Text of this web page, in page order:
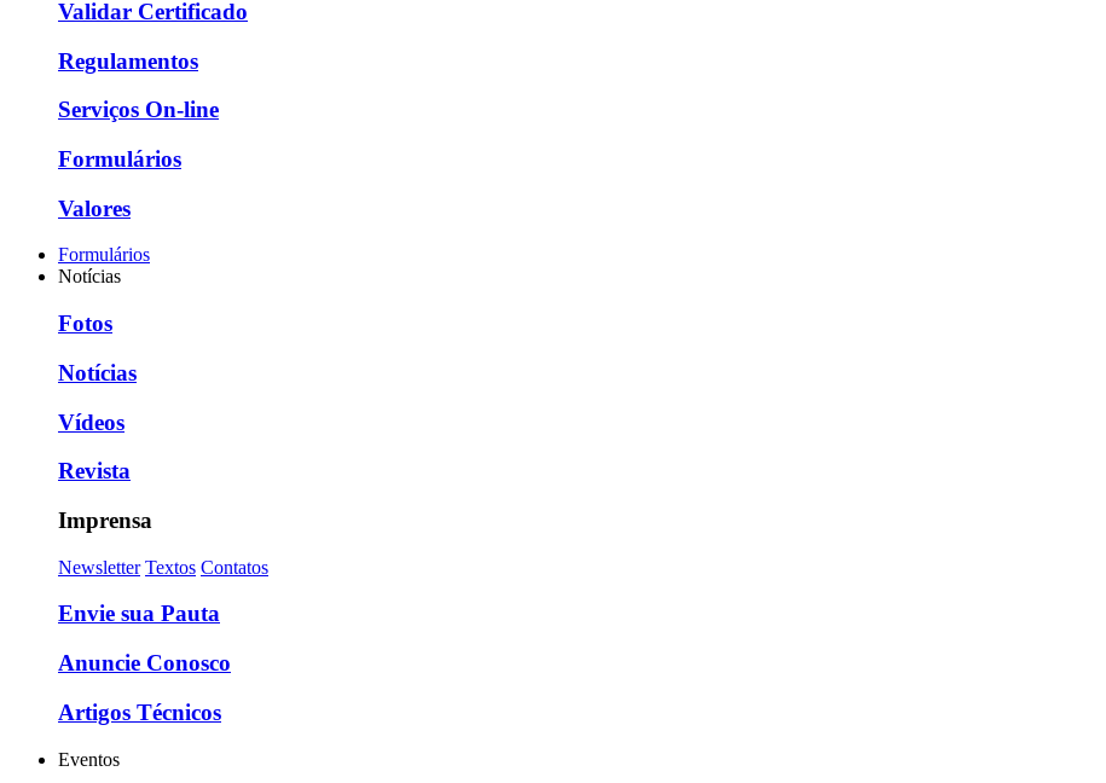
Validar Certificado
Regulamentos
Serviços On-line
Formulários
Valores
Formulários
Notícias
Fotos
Notícias
Vídeos
Revista
Imprensa
Newsletter Textos Contatos
Envie sua Pauta
Anuncie Conosco
Artigos Técnicos
Eventos